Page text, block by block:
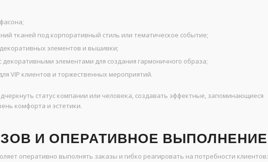
тканей под корпоративный стиль или тематическое событие;
элементов и вышивки;
элементами для создания гармоничного образа;
VIP клиентов и торжественных мероприятий.
статус компании или человека, создавать эффектные, запоминающиеся
комфорта и эстетики.
И ОПЕРАТИВНОЕ ВЫПОЛНЕНИЕ
оперативно выполнять заказы и гибко реагировать на потребности клиентов: